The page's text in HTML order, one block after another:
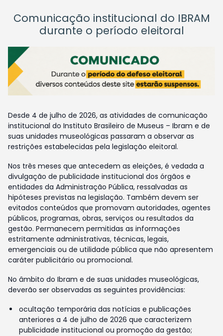
Comunicação institucional do IBRAM
durante o período eleitoral
Desde 4 de julho de 2026, as atividades de comunicação
institucional do Instituto Brasileiro de Museus – Ibram e de
suas unidades museológicas passaram a observar as
restrições estabelecidas pela legislação eleitoral.
Nos três meses que antecedem as eleições, é vedada a
divulgação de publicidade institucional dos órgãos e
entidades da Administração Pública, ressalvadas as
hipóteses previstas na legislação. Também devem ser
evitados conteúdos que promovam autoridades, agentes
públicos, programas, obras, serviços ou resultados da
gestão. Permanecem permitidas as informações
estritamente administrativas, técnicas, legais,
emergenciais ou de utilidade pública que não apresentem
caráter publicitário ou promocional.
No âmbito do Ibram e de suas unidades museológicas,
deverão ser observadas as seguintes providências:
ocultação temporária das notícias e publicações
anteriores a 4 de julho de 2026 que caracterizem
publicidade institucional ou promoção da gestão;